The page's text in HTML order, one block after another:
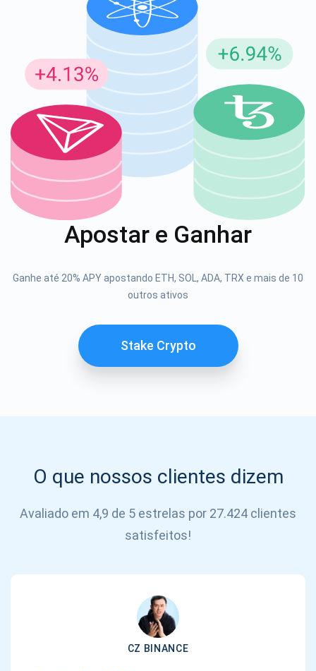
Apostar e Ganhar
Ganhe até 20% APY apostando ETH, SOL, ADA, TRX e mais de 10
outros ativos
Stake Crypto
O que nossos clientes dizem
Avaliado em 4,9 de 5 estrelas por 27.424 clientes
satisfeitos!
CZ BINANCE
1000.000
SE
INSCREVER
support@atomicwallet.io
Confira nosso YouTube
Inscreva-se para atualizações
Seja o primeiro a receber as últimas atualizações do
projeto e guias de criptografia
Se inscrever